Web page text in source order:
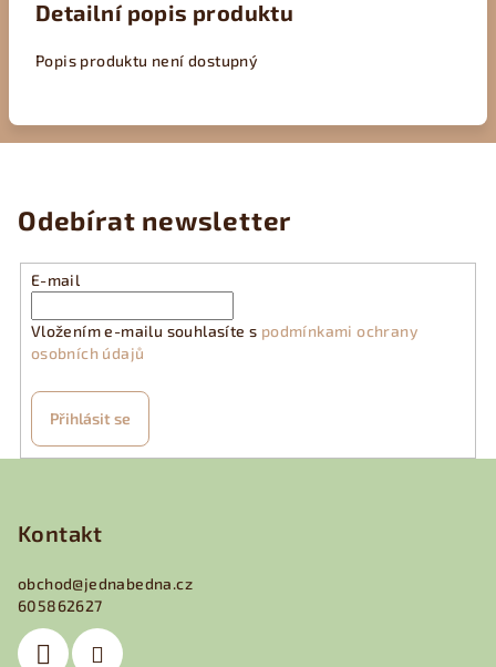
Detailní popis produktu
Popis produktu není dostupný
Odebírat newsletter
E-mail
Vložením e-mailu souhlasíte s podmínkami ochrany
osobních údajů
Přihlásit se
Kontakt
obchod@jednabedna.cz
605862627